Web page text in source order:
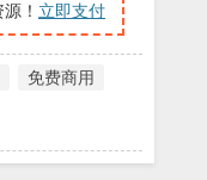
！ 立即支付
免费商用